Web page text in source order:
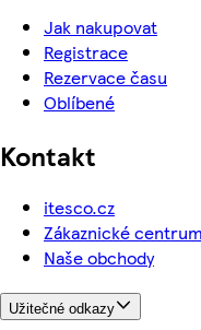
Jak nakupovat
Registrace
Rezervace času
Oblíbené
Kontakt
itesco.cz
Zákaznické
Naše obchody
Užitečné odkazy